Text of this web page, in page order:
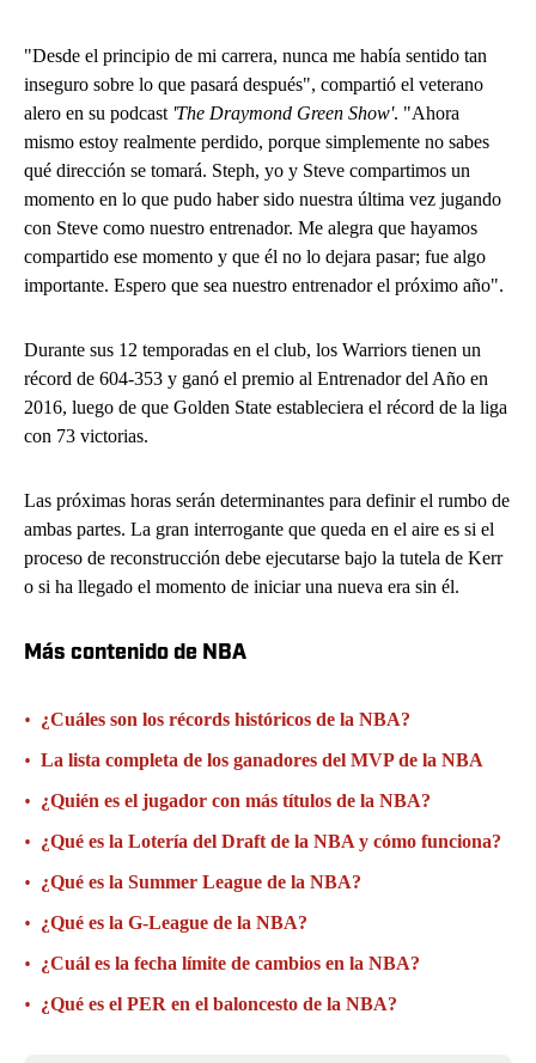
"Desde el principio de mi carrera, nunca me había sentido tan
inseguro sobre lo que pasará después", compartió el veterano
alero en su podcast 'The Draymond Green Show'. "Ahora
mismo estoy realmente perdido, porque simplemente no sabes
qué dirección se tomará. Steph, yo y Steve compartimos un
momento en lo que pudo haber sido nuestra última vez jugando
con Steve como nuestro entrenador. Me alegra que hayamos
compartido ese momento y que él no lo dejara pasar; fue algo
importante. Espero que sea nuestro entrenador el próximo año".
Durante sus 12 temporadas en el club, los Warriors tienen un
récord de 604-353 y ganó el premio al Entrenador del Año en
2016, luego de que Golden State estableciera el récord de la liga
con 73 victorias.
Las próximas horas serán determinantes para definir el rumbo de
ambas partes. La gran interrogante que queda en el aire es si el
proceso de reconstrucción debe ejecutarse bajo la tutela de Kerr
o si ha llegado el momento de iniciar una nueva era sin él.
Más contenido de NBA
• ¿Cuáles son los récords históricos de la NBA?
• La lista completa de los ganadores del MVP de la NBA
• ¿Quién es el jugador con más títulos de la NBA?
• ¿Qué es la Lotería del Draft de la NBA y cómo funciona?
• ¿Qué es la Summer League de la NBA?
• ¿Qué es la G-League de la NBA?
• ¿Cuál es la fecha límite de cambios en la NBA?
• ¿Qué es el PER en el baloncesto de la NBA?